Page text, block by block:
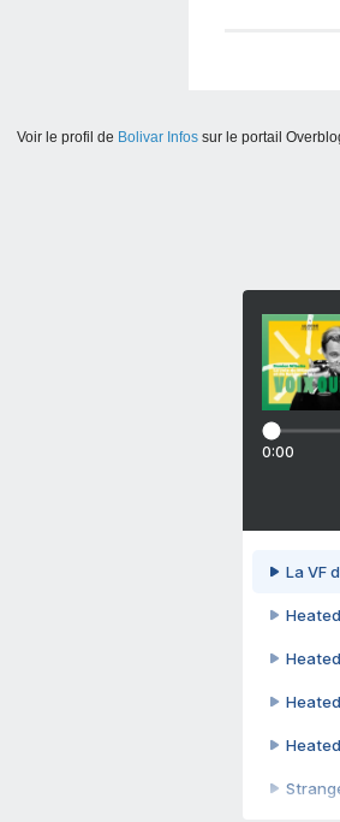
Voir le profil de Bolivar Infossur le portail
0:00
La VF